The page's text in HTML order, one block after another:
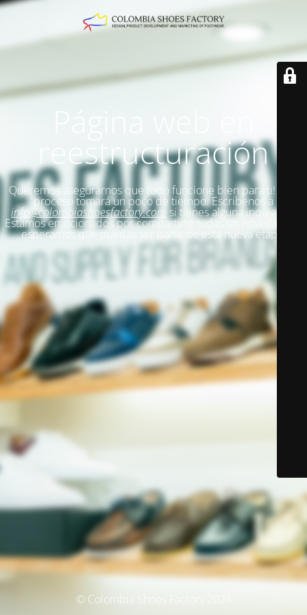
reestructuración
Queremos asegurarnos que todo funcione bien para ti!
proceso tomará un poco de tiempo. Escribenos a
info@colombiashoesfactory.com si tienes alguna inquietud.
Estamos emocionados por compartirte todas las novedades y
esperamos que puedas ser parte de esta nueva etapa.
© Colombia Shoes Factory 2024